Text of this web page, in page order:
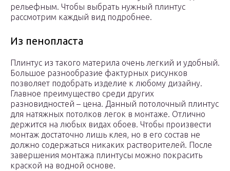
рельефным. Чтобы выбрать нужный плинтус
рассмотрим каждый вид подробнее.
Из пенопласта
Плинтус из такого материла очень легкий и удобный.
Большое разнообразие фактурных рисунков
позволяет подобрать изделие к любому дизайну.
Главное преимущество среди других
разновидностей – цена. Данный потолочный плинтус
для натяжных потолков легок в монтаже. Отлично
держится на любых видах обоев. Чтобы произвести
монтаж достаточно лишь клея, но в его состав не
должно содержаться никаких растворителей. После
завершения монтажа плинтусы можно покрасить
краской на водной основе.